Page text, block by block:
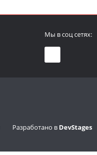
Мы в соц сетях:
Разработано в DevStages